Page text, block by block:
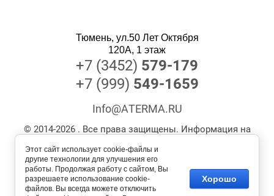
© 2014-2026 . Все права защищены. Информация на
сайте носит информационный характер и не
является публичной офертой. Наличие, актуальные
цены и технические характеристики уточняйте у
менеджеров
Тюмень, ул.50 Лет Октября
120А, 1 этаж
+7 (3452) 579-179
+7 (999) 549-1659
Info@ATERMA.RU
Этот сайт использует cookie-файлы и
другие технологии для улучшения его
работы. Продолжая работу с сайтом, Вы
разрешаете использование cookie-
файлов. Вы всегда можете отключить
Хорошо